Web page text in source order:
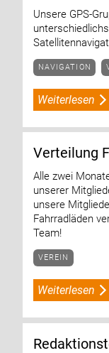
Unsere GPS-
Weiterlesen
NAVIGATION
Verteilung
Alle zwei
unserer
unsere
Fahrradläden
Team!
Weiterlesen
VEREIN